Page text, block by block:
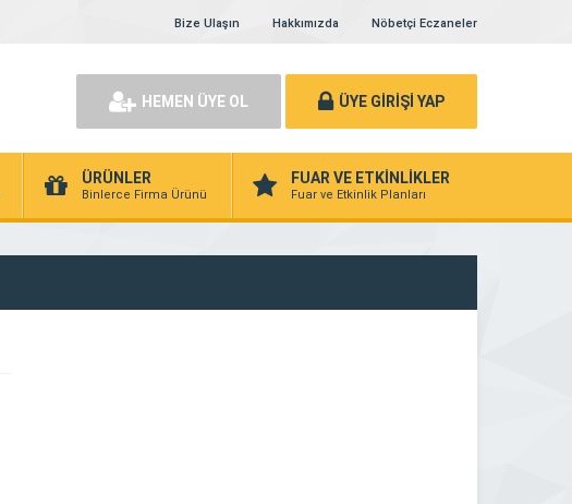
Bize Ulaşın Hakkımızda Nöbetçi Eczaneler
HEMEN ÜYE OL ÜYE GİRİŞİ YAP
ÜRÜNLER
Binlerce Firma Ürünü
FUAR VE ETKİNLİKLER
Fuar ve Etkinlik Planları